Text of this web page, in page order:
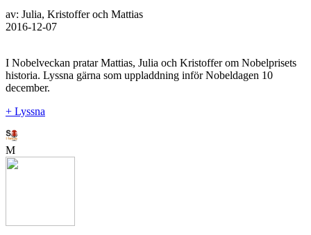
av: Julia, Kristoffer och Mattias
2016-12-07
I Nobelveckan pratar Mattias, Julia och Kristoffer om Nobelprisets
historia. Lyssna gärna som uppladdning inför Nobeldagen 10
december.
+ Lyssna
M